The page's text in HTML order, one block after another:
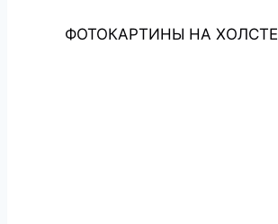
ФОТОКАРТИНЫ НА ХОЛСТЕ